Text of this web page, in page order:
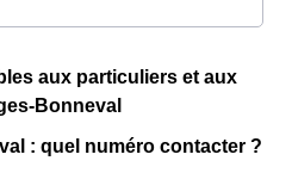
aux particuliers et aux
Bonneval
: quel numéro contacter ?